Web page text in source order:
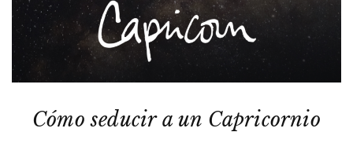
Cómo seducir a un Capricornio